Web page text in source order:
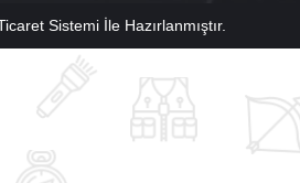
Sistemiİle Hazırlanmıştır.